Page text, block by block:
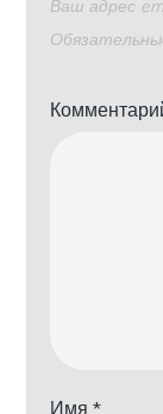
Ваш адрес
Имя*